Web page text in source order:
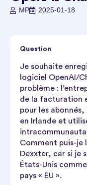
MP 2025-01-18
Question
Je souhaite
logiciel OpenAI/
problème :
de la facturation
pour les
en Irlande et
Comment puis-je
Dexxter, car si je
États-Unis
pays « EU ».